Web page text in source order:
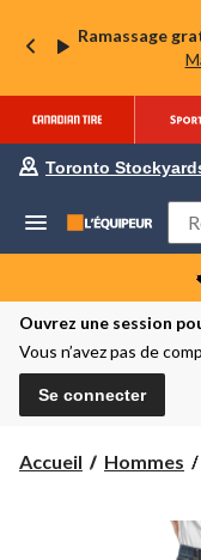
Ramassage
Toronto
Ouvrez une session
Vous n’avez pas de
Se connecter
Accueil Hommes